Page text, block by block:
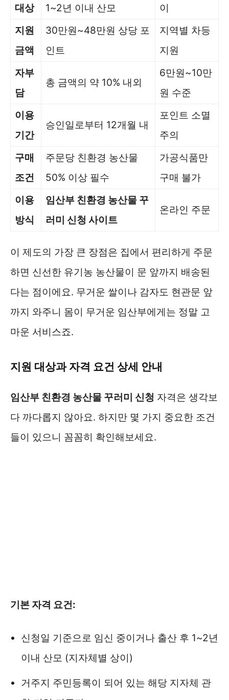
대상
1~2년 이내 산모
이
지원
금액
30만원~48만원 상당 포
인트
지역별 차등
지원
자부
담
총 금액의 약 10% 내외
6만원~10만
원 수준
이용
기간
승인일로부터 12개월 내
포인트 소멸
주의
구매
조건
주문당 친환경 농산물
50% 이상 필수
가공식품만
구매 불가
이용
방식
임산부 친환경 농산물 꾸
러미 신청 사이트
온라인 주문
이 제도의 가장 큰 장점은 집에서 편리하게 주문
하면 신선한 유기농 농산물이 문 앞까지 배송된
다는 점이에요. 무거운 쌀이나 감자도 현관문 앞
까지 와주니 몸이 무거운 임산부에게는 정말 고
마운 서비스죠.
지원 대상과 자격 요건 상세 안내
임산부 친환경 농산물 꾸러미 신청 자격은 생각보
다 까다롭지 않아요. 하지만 몇 가지 중요한 조건
들이 있으니 꼼꼼히 확인해보세요.
기본 자격 요건:
신청일 기준으로 임신 중이거나 출산 후 1~2년
이내 산모 (지자체별 상이)
거주지 주민등록이 되어 있는 해당 지자체 관